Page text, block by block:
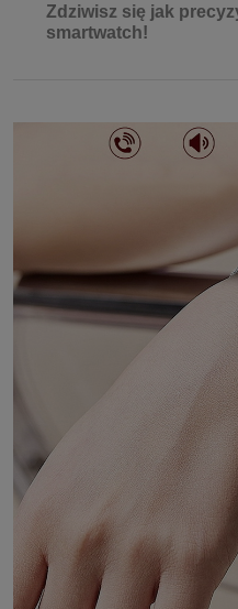
Zdziwisz się jak
smartwatch!